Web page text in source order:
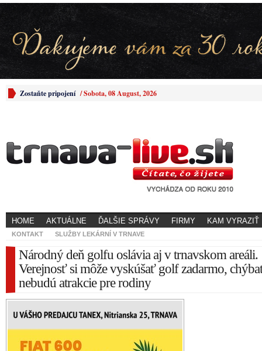
Zostaňte pripojení /Sobota, 08 August, 2026
HOME AKTUÁLNE ĎALŠIE SPRÁVY FIRMY KAM VYRAZIŤ
KONTAKT SLUŽBY LEKÁRNÍ V TRNAVE
Národný deň golfu oslávia aj v trnavskom areáli.
Verejnosť si môže vyskúšať golf zadarmo,
nebudú atrakcie pre rodiny